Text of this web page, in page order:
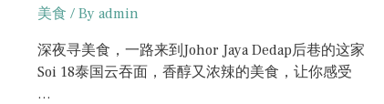
美食 / Byadmin
深夜寻美食，一路来到Johor Jaya Dedap后巷的这家
Soi 18泰国云吞面，香醇又浓辣的美食，让你感受
…